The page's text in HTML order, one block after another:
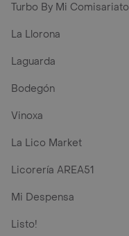
Turbo By Mi Comisariato
La Llorona
Laguarda
Bodegón
Vinoxa
La Lico Market
Licorería AREA51
Mi Despensa
Listo!